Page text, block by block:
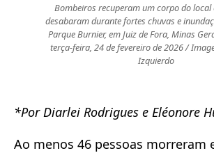
Bombeiros recuperam um corpo do local
desabaram durante fortes chuvas e
Parque Burnier, em Juiz de Fora, Minas
terça-feira, 24 de fevereiro de 2026 /
Izquierdo
*Por Diarlei Rodrigues e Eléonore
Ao menos 46 pessoas morreram